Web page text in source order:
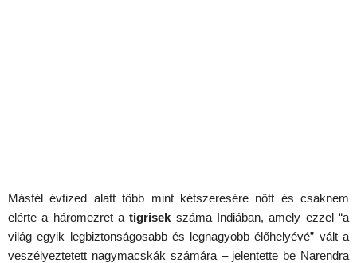
Másfél évtized alatt több mint kétszeresére nőtt és csaknem
elérte a háromezret a tigrisek száma Indiában, amely ezzel “a
világ egyik legbiztonságosabb és legnagyobb élőhelyévé” vált a
veszélyeztetett nagymacskák számára – jelentette be Narendra